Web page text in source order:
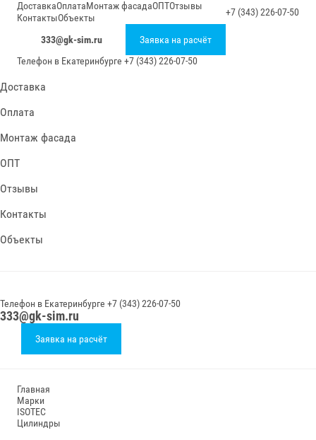
ДоставкаОплатаМонтаж фасадаОПТОтзывы
КонтактыОбъекты +7 (343) 226-07-50
333@gk-sim.ru
Заявка на расчёт
Телефон в Екатеринбурге +7 (343) 226-07-50
Доставка
Оплата
Монтаж фасада
ОПТ
Отзывы
Контакты
Объекты
Телефон в Екатеринбурге +7 (343) 226-07-50
333@gk-sim.ru
Заявка на расчёт
Главная
Марки
ISOTEC
Цилиндры